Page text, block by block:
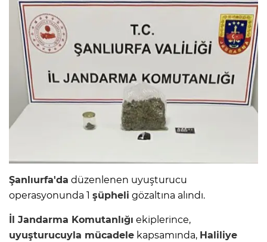
Şanlıurfa'da düzenlenen uyuşturucu
operasyonunda 1 şüpheli gözaltına alındı.
İl Jandarma Komutanlığı ekiplerince,
uyuşturucuyla mücadele kapsamında, Haliliye